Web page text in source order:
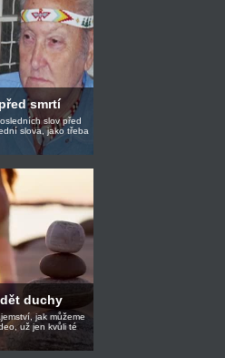
smrtí
slov před
slova, jako třeba
duchy
jak můžeme
už jen kvůli té